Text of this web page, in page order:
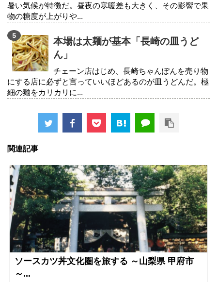
暑い気候が特徴だ。昼夜の寒暖差も大きく、その影響で果
物の糖度が上がりや...
本場は太麺が基本「長崎の皿うど
ん」
チェーン店はじめ、長崎ちゃんぽんを売り物
にする店に必ずと言っていいほどあるのが皿うどんだ。極
細の麺をカリカリに...
関連記事
ソースカツ丼文化圏を旅する ～山梨県 甲府市
～...